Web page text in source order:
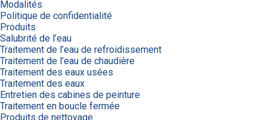
Modalités
Politique de confidentialité
Produits
Salubrité de l’eau
Traitement de l’eau de refroidissement
Traitement de l’eau de chaudière
Traitement des eaux usées
Traitement des eaux
Entretien des cabines de peinture
Traitement en boucle fermée
Produits de nettoyage